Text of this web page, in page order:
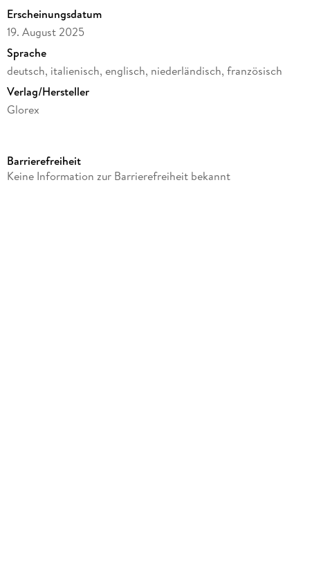
Erscheinungsdatum
19. August 2025
Sprache
deutsch, italienisch, englisch, niederländisch, französisch
Verlag/Hersteller
Glorex
Gewicht
Barrierefreiheit
Keine Information zur Barrierefreiheit bekannt